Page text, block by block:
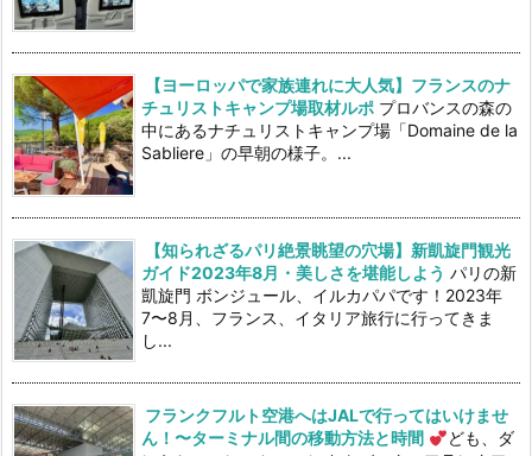
【ヨーロッパで家族連れに大人気】フランスのナ
チュリストキャンプ場取材ルポ プロバンスの森の
中にあるナチュリストキャンプ場「Domaine de la
Sabliere」の早朝の様子。...
【知られざるパリ絶景眺望の穴場】新凱旋門観光
ガイド2023年8月・美しさを堪能しよう パリの新
凱旋門 ボンジュール、イルカパパです！2023年
7〜8月、フランス、イタリア旅行に行ってきま
し...
フランクフルト空港へはJALで行ってはいけませ
ん！〜ターミナル間の移動方法と時間
ども、ダ